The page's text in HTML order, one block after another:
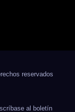
reservados
al boletín